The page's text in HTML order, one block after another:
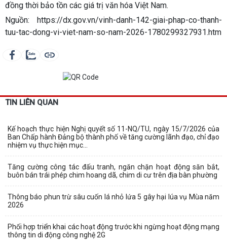
đồng thời bảo tồn các giá trị văn hóa Việt Nam.
Nguồn: https://dx.gov.vn/vinh-danh-142-giai-phap-co-thanh-
tuu-tac-dong-vi-viet-nam-so-nam-2026-1780299327931.htm
TIN LIÊN QUAN
Kế hoạch thực hiện Nghị quyết số 11-NQ/TU, ngày 15/7/2026 của
Ban Chấp hành Đảng bộ thành phố về tăng cường lãnh đạo, chỉ đạo
nhiệm vụ thực hiện mục...
Tăng cường công tác đấu tranh, ngăn chặn hoạt động săn bắt,
buôn bán trái phép chim hoang dã, chim di cư trên địa bàn phường
Thông báo phun trừ sâu cuốn lá nhỏ lứa 5 gây hại lúa vụ Mùa năm
2026
Phối hợp triển khai các hoạt động trước khi ngừng hoạt động mạng
thông tin di động công nghệ 2G